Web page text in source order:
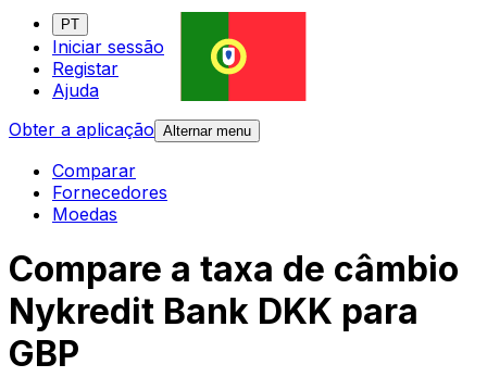
PT
Iniciar sessão
Registar
Ajuda
Obter a aplicação Alternar menu
Comparar
Fornecedores
Moedas
Compare a taxa de câmbio
Nykredit Bank DKK para
GBP